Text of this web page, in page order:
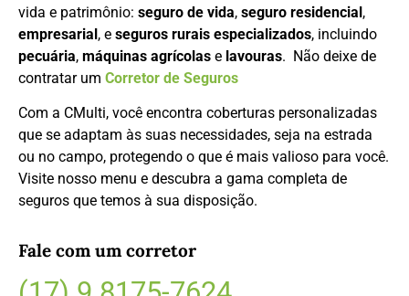
vida e patrimônio: seguro de vida, seguro residencial,
empresarial, e seguros rurais especializados, incluindo
pecuária, máquinas agrícolas e lavouras. Não deixe de
contratar um Corretor de Seguros
Com a CMulti, você encontra coberturas personalizadas
que se adaptam às suas necessidades, seja na estrada
ou no campo, protegendo o que é mais valioso para você.
Visite nosso menu e descubra a gama completa de
seguros que temos à sua disposição.
Fale com um corretor